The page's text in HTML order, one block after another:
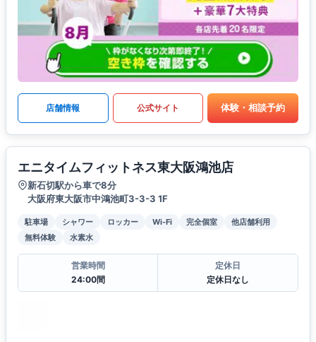
店舗情報 公式サイト 体験・相談予約
エニタイムフィットネス東大阪鴻池店
新石切駅から車で8分
大阪府東大阪市中鴻池町3-3-3 1F
駐車場 シャワー ロッカー Wi-Fi 完全個室
他店舗利用
無料体験
水素水
営業時間
24:00間
定休日
定休日なし